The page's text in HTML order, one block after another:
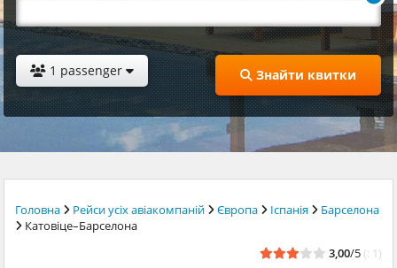
1 passenger Знайти квитки
Головна Рейси усіх авіакомпаній Європа Іспанія
Барселона
Катовіце–Барселона
3,00/5 (: 1)